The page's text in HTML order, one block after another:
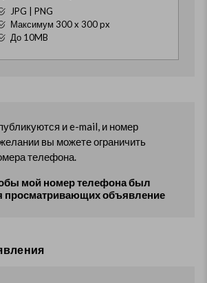
JPG | PNG
Максимум 300 x 300 px
До 10MB
и e-mail, и номер
вы можете ограничить
телефона.
мой номер телефона был
просматривающих объявление